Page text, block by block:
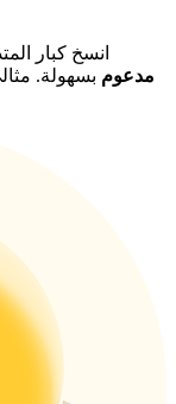
انسخ كبار
مدعوم بسهولة.